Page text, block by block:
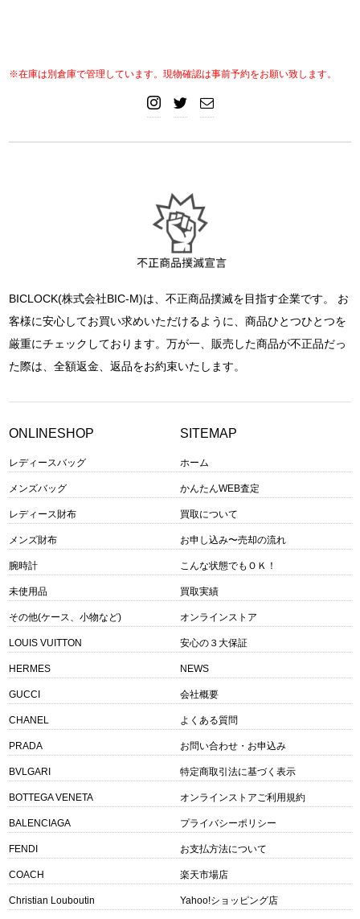
※在庫は別倉庫で管理しています。現物確認は事前予約をお願い致します。
BICLOCK(株式会社BIC-M)は、不正商品撲滅を目指す企業です。 お
客様に安心してお買い求めいただけるように、商品ひとつひとつを
厳重にチェックしております。万が一、販売した商品が不正品だっ
た際は、全額返金、返品をお約束いたします。
ONLINESHOP
レディースバッグ
メンズバッグ
レディース財布
メンズ財布
腕時計
未使用品
その他(ケース、小物など)
LOUIS VUITTON
HERMES
GUCCI
CHANEL
PRADA
BVLGARI
BOTTEGA VENETA
BALENCIAGA
FENDI
COACH
Christian Louboutin
SITEMAP
ホーム
かんたんWEB査定
買取について
お申し込み〜売却の流れ
こんな状態でもＯＫ！
買取実績
オンラインストア
安心の３大保証
NEWS
会社概要
よくある質問
お問い合わせ・お申込み
特定商取引法に基づく表示
オンラインストアご利用規約
プライバシーポリシー
お支払方法について
楽天市場店
Yahoo!ショッピング店